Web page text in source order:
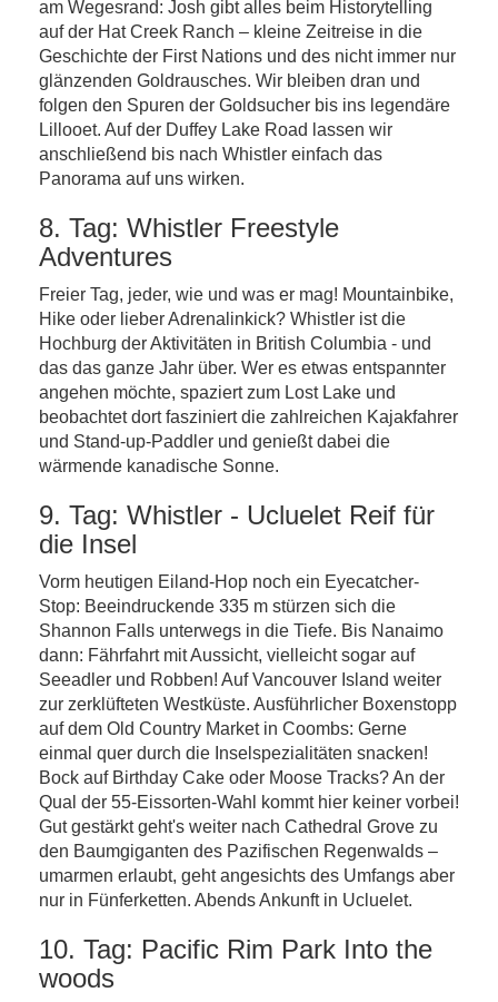
am Wegesrand: Josh gibt alles beim Historytelling
auf der Hat Creek Ranch – kleine Zeitreise in die
Geschichte der First Nations und des nicht immer nur
glänzenden Goldrausches. Wir bleiben dran und
folgen den Spuren der Goldsucher bis ins legendäre
Lillooet. Auf der Duffey Lake Road lassen wir
anschließend bis nach Whistler einfach das
Panorama auf uns wirken.
8. Tag: Whistler Freestyle
Adventures
Freier Tag, jeder, wie und was er mag! Mountainbike,
Hike oder lieber Adrenalinkick? Whistler ist die
Hochburg der Aktivitäten in British Columbia - und
das das ganze Jahr über. Wer es etwas entspannter
angehen möchte, spaziert zum Lost Lake und
beobachtet dort fasziniert die zahlreichen Kajakfahrer
und Stand-up-Paddler und genießt dabei die
wärmende kanadische Sonne.
9. Tag: Whistler - Ucluelet Reif für
die Insel
Vorm heutigen Eiland-Hop noch ein Eyecatcher-
Stop: Beeindruckende 335 m stürzen sich die
Shannon Falls unterwegs in die Tiefe. Bis Nanaimo
dann: Fährfahrt mit Aussicht, vielleicht sogar auf
Seeadler und Robben! Auf Vancouver Island weiter
zur zerklüfteten Westküste. Ausführlicher Boxenstopp
auf dem Old Country Market in Coombs: Gerne
einmal quer durch die Inselspezialitäten snacken!
Bock auf Birthday Cake oder Moose Tracks? An der
Qual der 55-Eissorten-Wahl kommt hier keiner vorbei!
Gut gestärkt geht's weiter nach Cathedral Grove zu
den Baumgiganten des Pazifischen Regenwalds –
umarmen erlaubt, geht angesichts des Umfangs aber
nur in Fünferketten. Abends Ankunft in Ucluelet.
10. Tag: Pacific Rim Park Into the
woods